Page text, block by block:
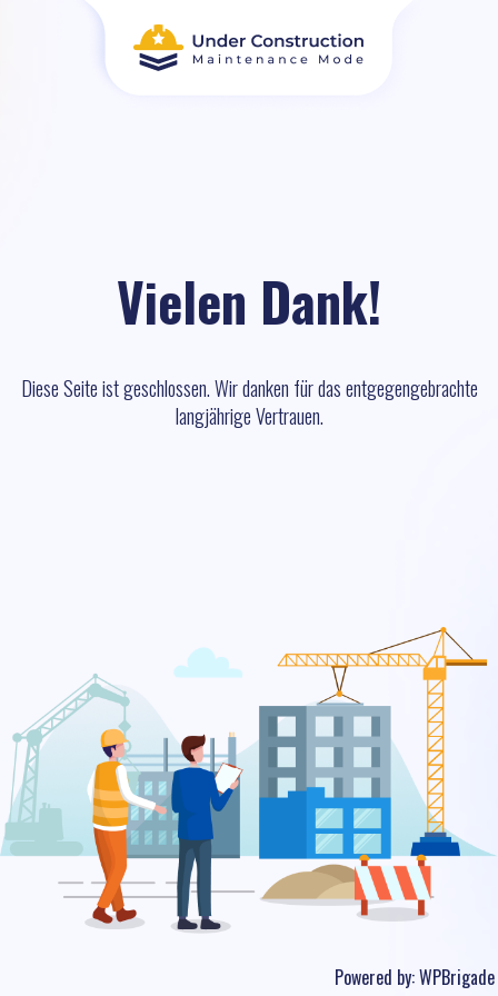
Vielen Dank!
Diese Seite ist geschlossen. Wir danken für das entgegengebrachte
langjährige Vertrauen.
Powered by:WPBrigade